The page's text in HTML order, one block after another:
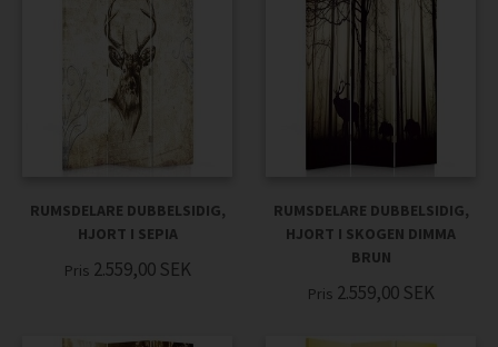
RUMSDELARE DUBBELSIDIG,
HJORT I SEPIA
Pris 2.559,00 SEK
RUMSDELARE DUBBELSIDIG,
HJORT I SKOGEN DIMMA
BRUN
Pris 2.559,00 SEK